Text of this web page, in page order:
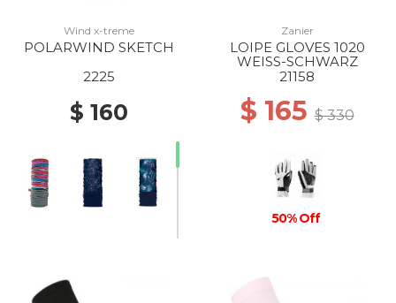
Wind x-treme
POLARWIND SKETCH
2225
$ 160
Zanier
LOIPE GLOVES 1020
WEISS-SCHWARZ
21158
$ 165$ 330
50% Off